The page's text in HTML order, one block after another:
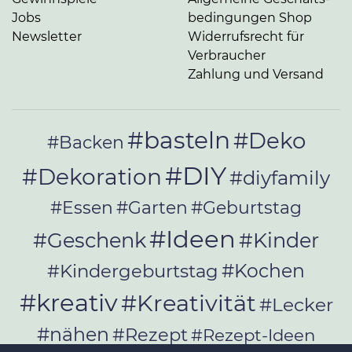
Jobs
Newsletter
be­din­gun­gen Shop
Widerrufsrecht für
Verbraucher
Zahlung und Versand
#Backen #basteln#Deko
#Dekoration #DIY#diyfamily
#Essen #Garten #Geburtstag
#Geschenk#Ideen #Kinder
#Kindergeburtstag #Kochen
#kreativ#Kreativität#Lecker
#nähen #Rezept#Rezept-Ideen